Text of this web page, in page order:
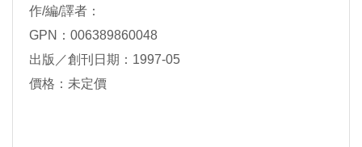
作/編/譯者：
GPN：006389860048
出版／創刊日期：1997-05
價格：未定價